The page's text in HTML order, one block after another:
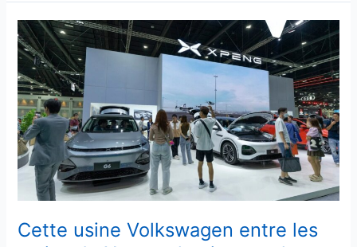
Cette usine Volkswagen entre les
Cette
usine
Volkswagen
entre
les
mains
de
Xpeng
le
pire
cauchemar